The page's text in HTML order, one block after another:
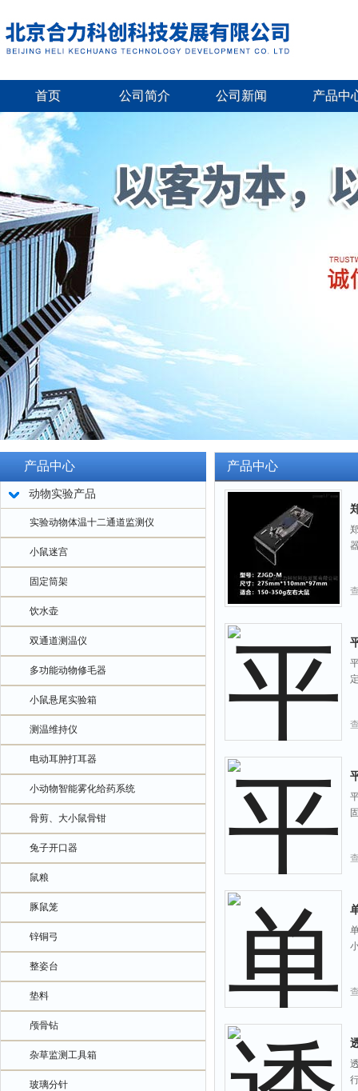
首页 公司简介 公司新闻 产品中
产品中心
动物实验产品
实验动物体温十二通道监测仪
小鼠迷宫
固定筒架
饮水壶
双通道测温仪
多功能动物修毛器
小鼠悬尾实验箱
测温维持仪
电动耳肿打耳器
小动物智能雾化给药系统
骨剪、大小鼠骨钳
兔子开口器
鼠粮
豚鼠笼
锌铜弓
整姿台
垫料
颅骨钻
杂草监测工具箱
玻璃分针
产品中心